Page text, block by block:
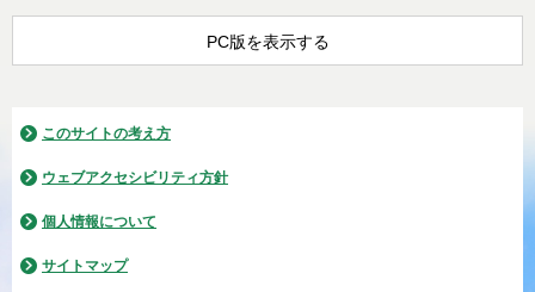
PC版を表示する
このサイトの考え方
ウェブアクセシビリティ方針
個人情報について
サイトマップ